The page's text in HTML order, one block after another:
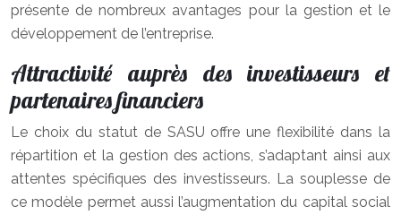
présente de nombreux avantages pour la gestion et le
développement de l’entreprise.
Attractivité auprès des investisseurs et
partenaires financiers
Le choix du statut de SASU offre une flexibilité dans la
répartition et la gestion des actions, s’adaptant ainsi aux
attentes spécifiques des investisseurs. La souplesse de
ce modèle permet aussi l’augmentation du capital social